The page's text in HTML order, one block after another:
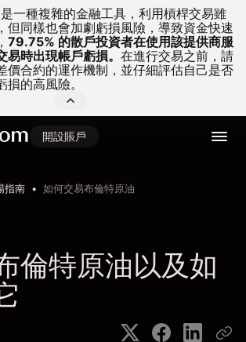
一種複雜的金融工具，利用槓桿交易雖
但同樣也會加劇虧損風險，導致資金快速
79.75% 的散戶投資者在使用該提供商服
時出現帳戶虧損。 在進行交易之前，請
價合約的運作機制，並仔細評估自己是否
的高風險。
開設賬戶
指南 如何交易布倫特原油
倫特原油以及如